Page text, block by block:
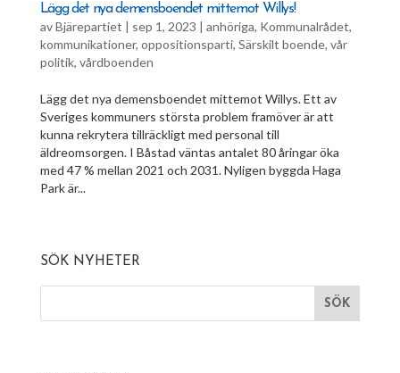
Lägg det nya demensboendet mittemot Willys!
avBjärepartiet | sep 1, 2023 | anhöriga, Kommunalrådet,
kommunikationer, oppositionsparti, Särskilt boende, vår
politik, vårdboenden
Lägg det nya demensboendet mittemot Willys. Ett av
Sveriges kommuners största problem framöver är att
kunna rekrytera tillräckligt med personal till
äldreomsorgen. I Båstad väntas antalet 80 åringar öka
med 47 % mellan 2021 och 2031. Nyligen byggda Haga
Park är...
SÖK NYHETER